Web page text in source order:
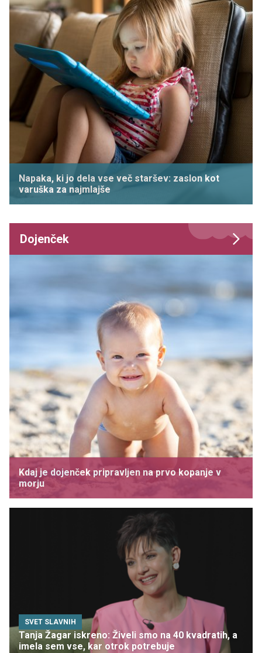
Napaka, ki jo dela vse več staršev: zaslon kot
varuška za najmlajše
Dojenček
Kdaj je dojenček pripravljen na prvo kopanje v
morju
SVET SLAVNIH
Tanja Žagar iskreno: Živeli smo na 40 kvadratih, a
imela sem vse, kar otrok potrebuje